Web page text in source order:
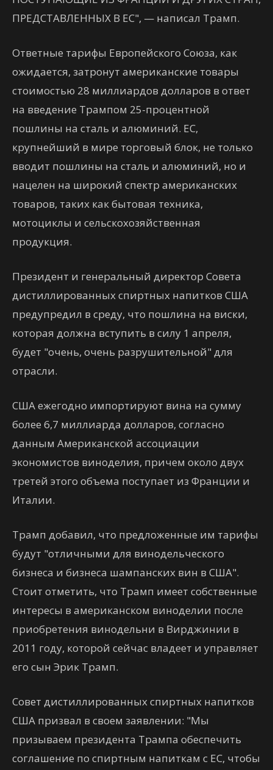
ПРЕДСТАВЛЕННЫХ В ЕС", — написал Трамп.
Ответные тарифы Европейского Союза, как
ожидается, затронут американские товары
стоимостью 28 миллиардов долларов в ответ
на введение Трампом 25-процентной
пошлины на сталь и алюминий. ЕС,
крупнейший в мире торговый блок, не только
вводит пошлины на сталь и алюминий, но и
нацелен на широкий спектр американских
товаров, таких как бытовая техника,
мотоциклы и сельскохозяйственная
продукция.
Президент и генеральный директор Совета
дистиллированных спиртных напитков США
предупредил в среду, что пошлина на виски,
которая должна вступить в силу 1 апреля,
будет "очень, очень разрушительной" для
отрасли.
США ежегодно импортируют вина на сумму
более 6,7 миллиарда долларов, согласно
данным Американской ассоциации
экономистов виноделия, причем около двух
третей этого объема поступает из Франции и
Италии.
Трамп добавил, что предложенные им тарифы
будут "отличными для винодельческого
бизнеса и бизнеса шампанских вин в США".
Стоит отметить, что Трамп имеет собственные
интересы в американском виноделии после
приобретения винодельни в Вирджинии в
2011 году, которой сейчас владеет и управляет
его сын Эрик Трамп.
Совет дистиллированных спиртных напитков
США призвал в своем заявлении: "Мы
призываем президента Трампа обеспечить
соглашение по спиртным напиткам с ЕС, чтобы